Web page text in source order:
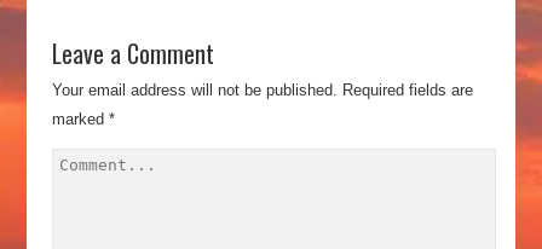
Leave a Comment
Your email address will not be published. Required fields are
marked *